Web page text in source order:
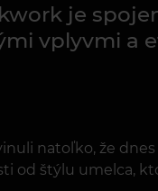
je
vplyvmi a
natoľko, že
od štýlu umelca,